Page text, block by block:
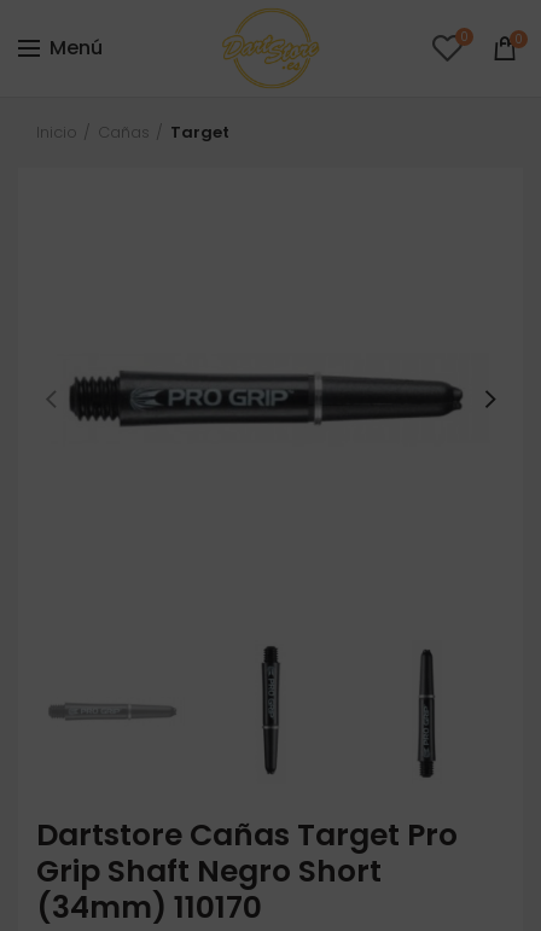
Menú 0 0
Inicio Cañas Target
Dartstore Cañas Target Pro
Grip Shaft Negro Short
(34mm) 110170